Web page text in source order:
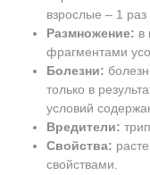
взрослые – 1 раз
Размножение: в
фрагментами
Болезни:
только в
условий
Вредители:
Свойства:
свойствами.